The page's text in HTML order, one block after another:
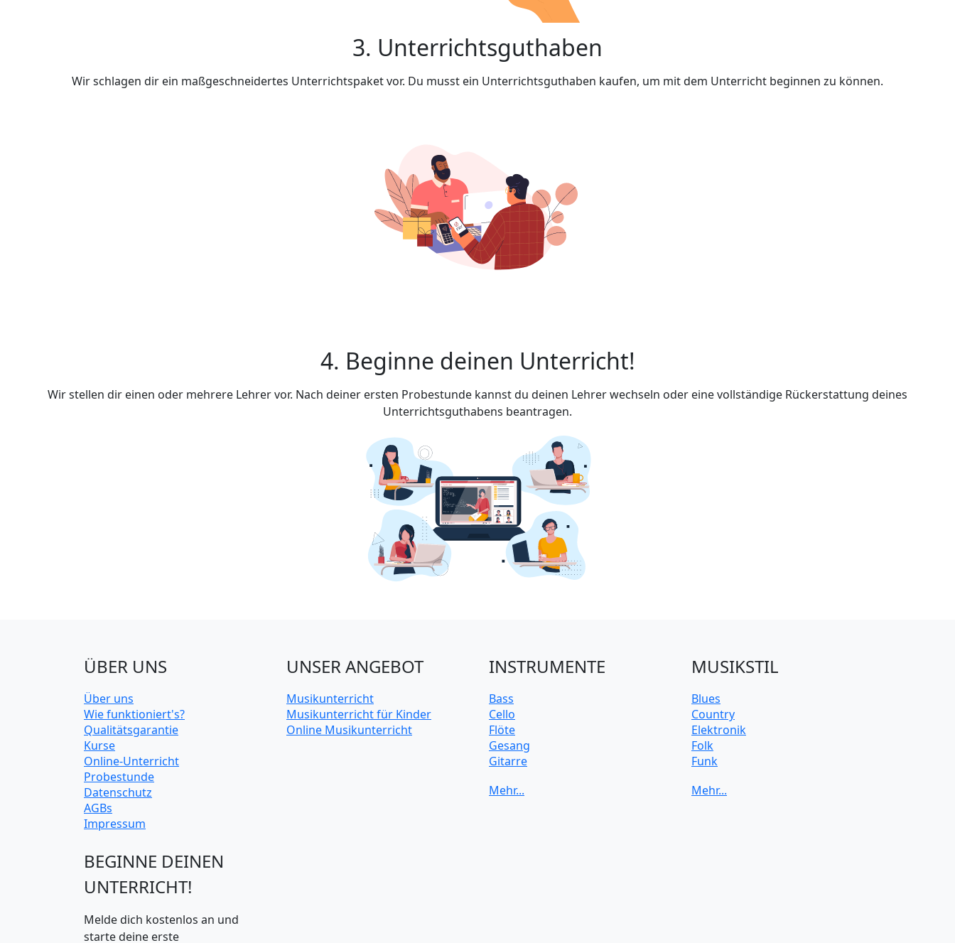
3. Unterrichtsguthaben
Wir schlagen dir ein maßgeschneidertes Unterrichtspaket vor. Du musst ein Unterrichtsguthaben kaufen, um mit dem Unterricht beginnen zu können.
4. Beginne deinen Unterricht!
Wir stellen dir einen oder mehrere Lehrer vor. Nach deiner ersten Probestunde kannst du deinen Lehrer wechseln oder eine vollständige Rückerstattung deines
Unterrichtsguthabens beantragen.
ÜBER UNS
Über uns
Wie funktioniert's?
Qualitätsgarantie
Kurse
Online-Unterricht
Probestunde
Datenschutz
AGBs
Impressum
BEGINNE DEINEN
UNTERRICHT!
Melde dich kostenlos an und
starte deine erste
UNSER ANGEBOT
Musikunterricht
Musikunterricht für Kinder
Online Musikunterricht
INSTRUMENTE
Bass
Cello
Flöte
Gesang
Gitarre
Klarinette
MUSIKSTIL
Blues
Country
Elektronik
Folk
Funk
Klassik